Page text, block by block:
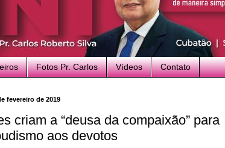
Fotos Pr. Carlos Vídeos Contato
fevereiro de 2019
criam a “deusa da compaixão” para
aos devotos